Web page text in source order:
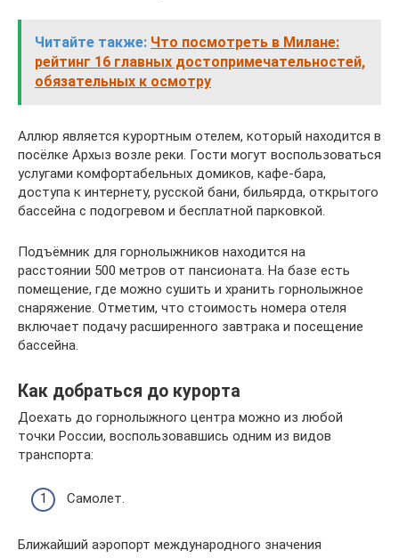
Читайте также: Что посмотреть в Милане:
рейтинг 16 главных достопримечательностей,
обязательных к осмотру
Аллюр является курортным отелем, который находится в
посёлке Архыз возле реки. Гости могут воспользоваться
услугами комфортабельных домиков, кафе-бара,
доступа к интернету, русской бани, бильярда, открытого
бассейна с подогревом и бесплатной парковкой.
Подъёмник для горнолыжников находится на
расстоянии 500 метров от пансионата. На базе есть
помещение, где можно сушить и хранить горнолыжное
снаряжение. Отметим, что стоимость номера отеля
включает подачу расширенного завтрака и посещение
бассейна.
Как добраться до курорта
Доехать до горнолыжного центра можно из любой
точки России, воспользовавшись одним из видов
транспорта:
Самолет.
Ближайший аэропорт международного значения